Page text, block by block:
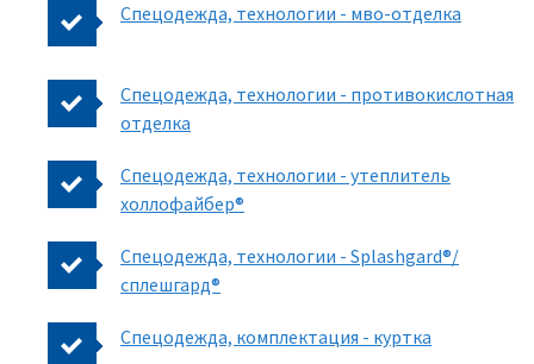
Спецодежда, технологии - мво-отделка
Спецодежда, технологии - противокислотная
отделка
Спецодежда, технологии - утеплитель
холлофайбер®
Спецодежда, технологии - Splashgard®/
сплешгард®
Спецодежда, комплектация - куртка